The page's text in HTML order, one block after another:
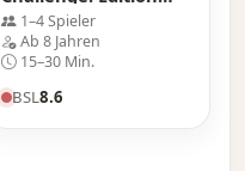
Blattgrün
1–4 Spieler
Ab 8 Jahren
15–30 Min.
BSL8.6